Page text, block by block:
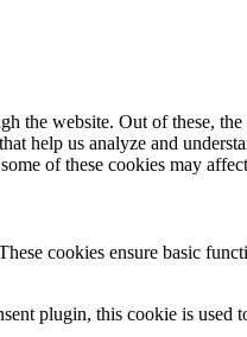
website. Out of these,
help us analyze and
of these cookies may
cookies ensure basic
plugin, this cookie is used